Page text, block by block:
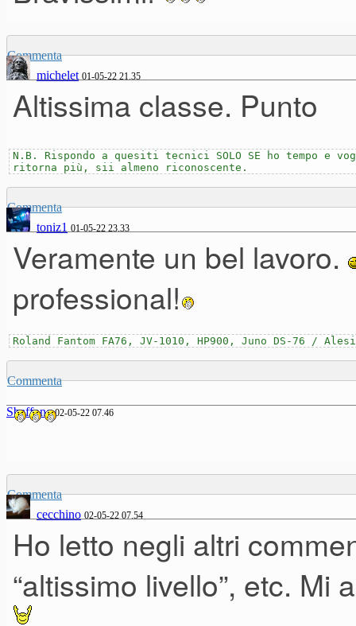
Commenta
michelet 01-05-22 21.35
Altissima classe. Punto
N.B. Rispondo a quesiti tecnici SOLO SE ho tempo e
ritorna più, sii almeno riconoscente.
Commenta
toniz1 01-05-22 23.33
Veramente un bel lavoro.
professional!
Roland Fantom FA76, JV-1010, HP900, Juno DS-76 /
Commenta
Sbaffone 02-05-22 07.46
Commenta
cecchino 02-05-22 07.54
Ho letto negli altri
“altissimo livello”, etc.